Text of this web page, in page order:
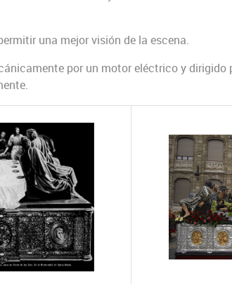
una mejor visión de la escena.
por un motor eléctrico y